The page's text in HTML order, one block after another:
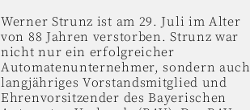
Werner Strunz ist am 29. Juli im Alter
von 88 Jahren verstorben. Strunz war
nicht nur ein erfolgreicher
Automatenunternehmer, sondern auch
langjähriges Vorstandsmitglied und
Ehrenvorsitzender des Bayerischen